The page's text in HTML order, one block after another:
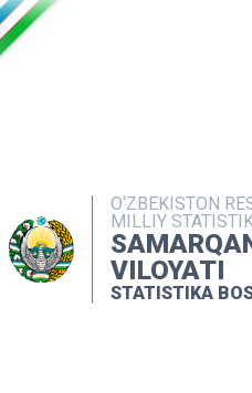
O‘ZBEKISTON
MILLIY
VILOYATI
STATISTIKA